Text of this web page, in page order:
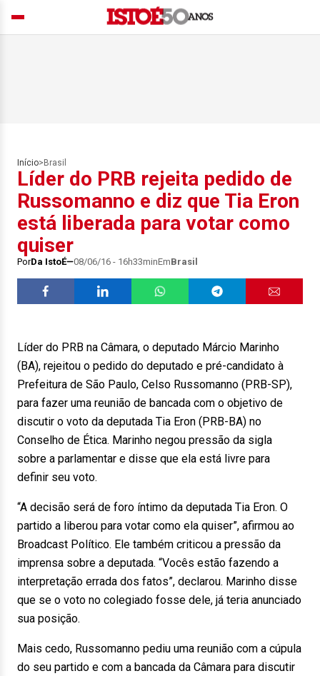
Início> Brasil
Líder do PRB rejeita pedido de
Russomanno e diz que Tia Eron
está liberada para votar como
quiser
PorDa IstoÉ 08/06/16 - 16h33minEmBrasil
Líder do PRB na Câmara, o deputado Márcio Marinho
(BA), rejeitou o pedido do deputado e pré-candidato à
Prefeitura de São Paulo, Celso Russomanno (PRB-SP),
para fazer uma reunião de bancada com o objetivo de
discutir o voto da deputada Tia Eron (PRB-BA) no
Conselho de Ética. Marinho negou pressão da sigla
sobre a parlamentar e disse que ela está livre para
definir seu voto.
“A decisão será de foro íntimo da deputada Tia Eron. O
partido a liberou para votar como ela quiser”, afirmou ao
Broadcast Político. Ele também criticou a pressão da
imprensa sobre a deputada. “Vocês estão fazendo a
interpretação errada dos fatos”, declarou. Marinho disse
que se o voto no colegiado fosse dele, já teria anunciado
sua posição.
Mais cedo, Russomanno pediu uma reunião com a cúpula
do seu partido e com a bancada da Câmara para discutir